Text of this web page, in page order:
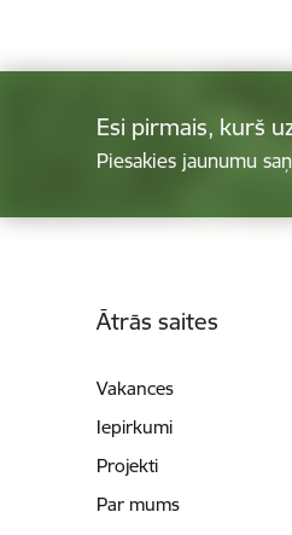
Esi pirmais, kurš
Piesakies jaunumu
Ātrās saites
Vakances
Iepirkumi
Projekti
Par mums